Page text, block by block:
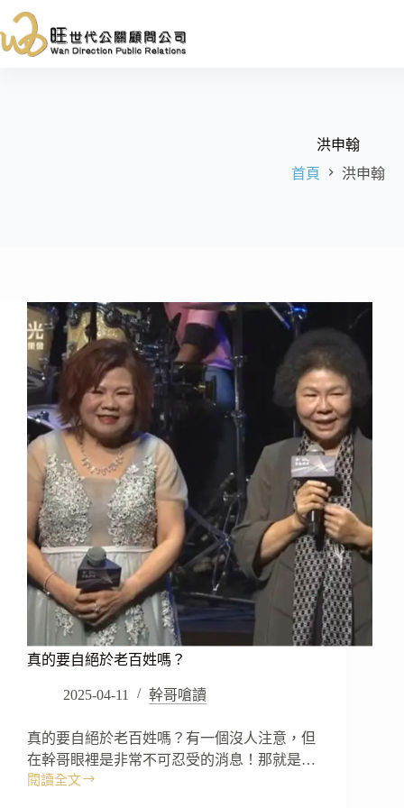
至
主
洪申翰
首頁
洪申翰
真的要自絕於老百姓嗎？
2025-04-11 幹哥嗆讀
真的要自絕於老百姓嗎？有一個沒人注意，但
在幹哥眼裡是非常不可忍受的消息！那就是…
閱讀全文
真